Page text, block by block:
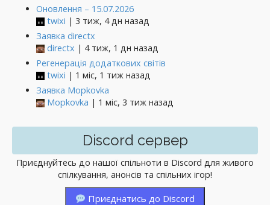
Оновлення – 15.07.2026
twixi | 3 тиж, 4 дн назад
Заявка directx
directx | 4 тиж, 1 дн назад
Регенерація додаткових світів
twixi | 1 міс, 1 тиж назад
Заявка Mopkovka
Mopkovka | 1 міс, 3 тиж назад
Discord сервер
Приєднуйтесь до нашої спільноти в Discord для живого
спілкування, анонсів та спільних ігор!
Приєднатись до Discord